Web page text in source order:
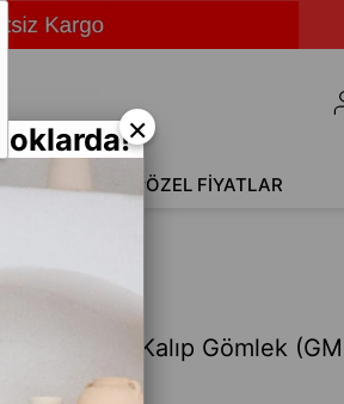
AksesuarÖZEL FİYATLAR
Rahat Kalıp Gömlek
×